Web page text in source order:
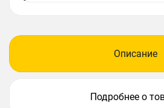
Описание
Подробнее о